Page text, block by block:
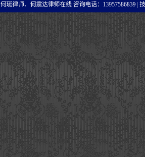
何珽律师、何震达律师在线 咨询电话：13957586839 |